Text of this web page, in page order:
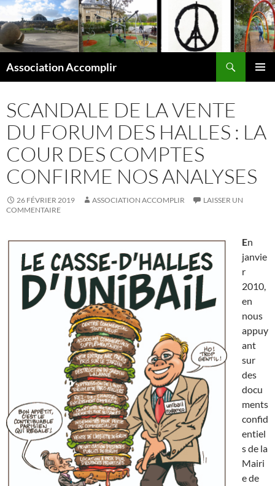
Aller
au
contenu
Association Accomplir
SCANDALE DE LA VENTE
DU FORUM DES HALLES : LA
COUR DES COMPTES
CONFIRME NOS ANALYSES
26 FÉVRIER 2019 ASSOCIATION ACCOMPLIR
LAISSER UN
COMMENTAIRE
En
janvie
r
2010,
en
nous
appuy
ant
sur
des
docu
ments
confid
entiel
s de la
Mairi
e de